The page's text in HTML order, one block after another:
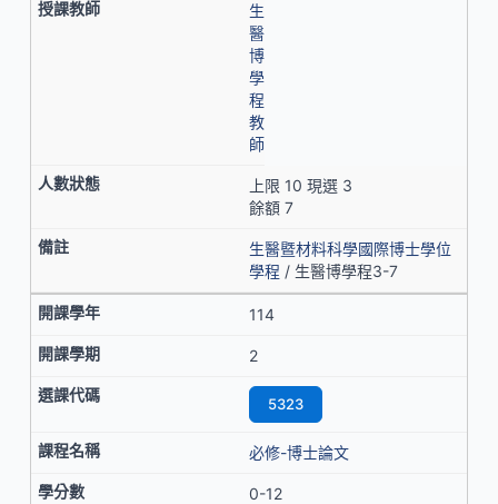
生
醫
博
學
程
教
師
上限 10 現選 3
餘額 7
生醫暨材料科學國際博士學位
學程 / 生醫博學程3-7
114
2
5323
必修-博士論文
0-12